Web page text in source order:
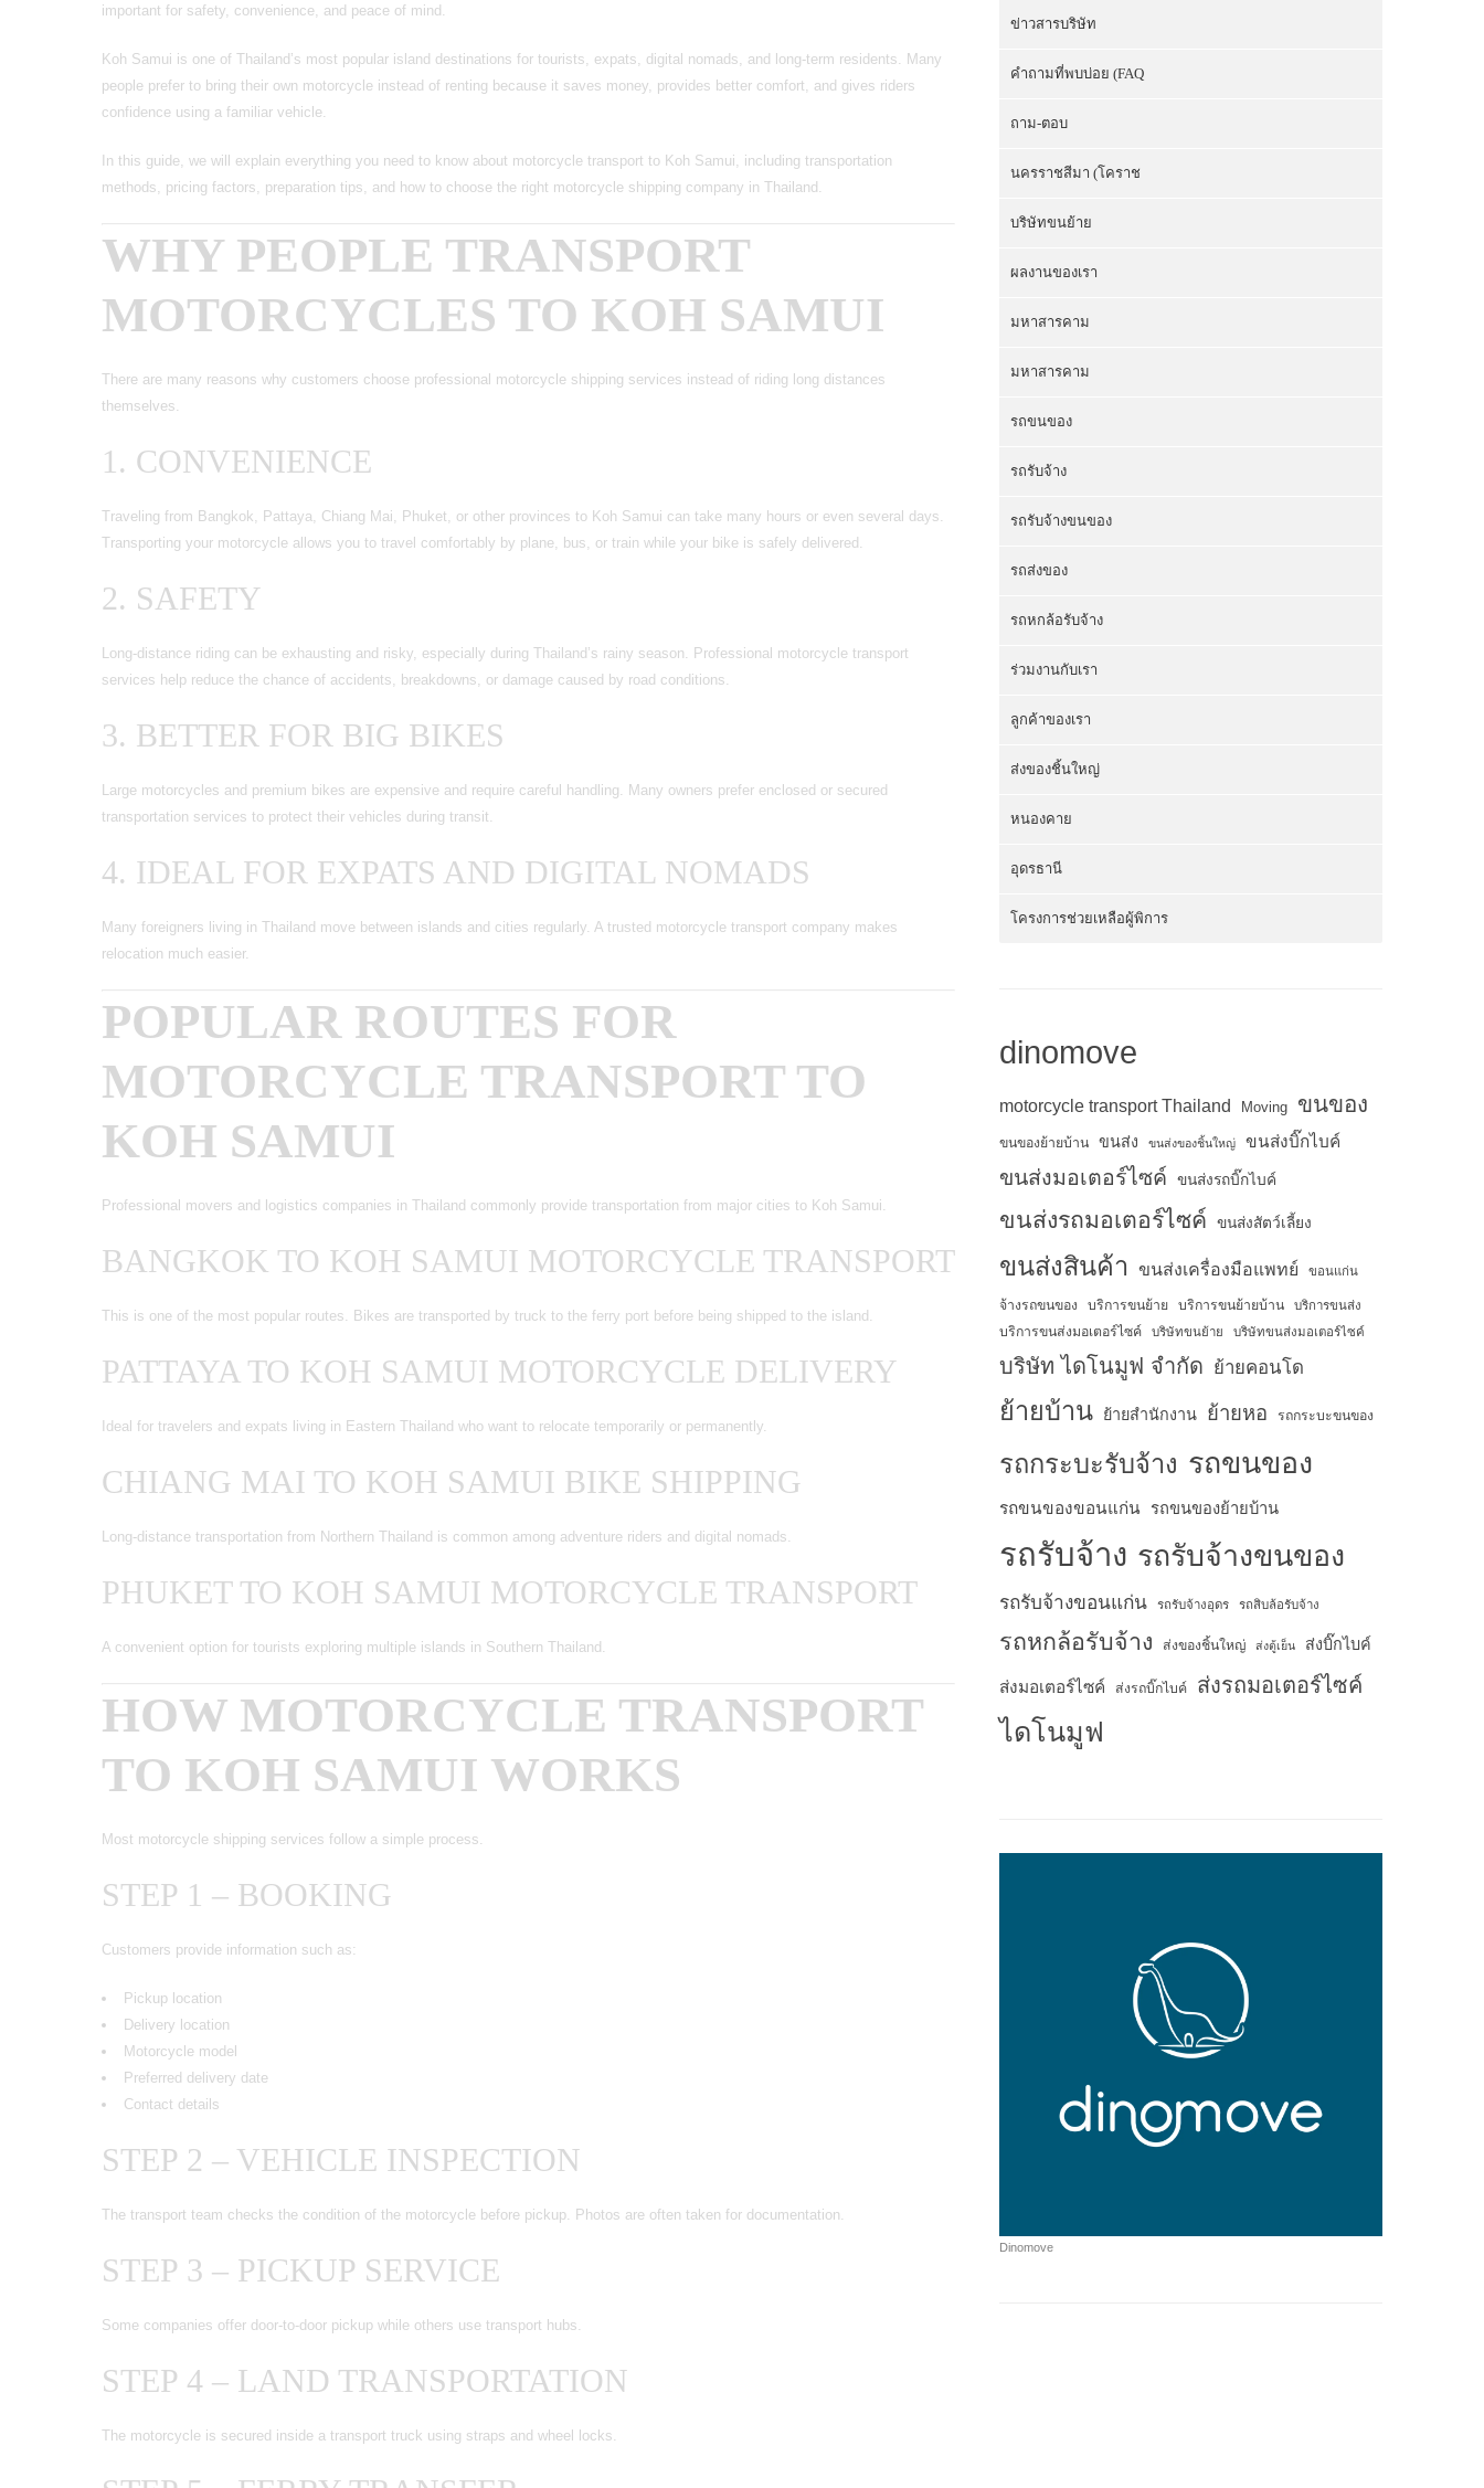
important for safety, convenience, and peace of mind.
Koh Samui is one of Thailand’s most popular island destinations for tourists, expats, digital nomads, and long-term residents. Many
people prefer to bring their own motorcycle instead of renting because it saves money, provides better comfort, and gives riders
confidence using a familiar vehicle.
In this guide, we will explain everything you need to know about motorcycle transport to Koh Samui, including transportation
methods, pricing factors, preparation tips, and how to choose the right motorcycle shipping company in Thailand
WHY PEOPLE TRANSPORT
MOTORCYCLES TO KOH SAMUI
There are many reasons why customers choose professional motorcycle shipping services instead of riding long distances
themselves.
1. CONVENIENCE
Traveling from Bangkok, Pattaya, Chiang Mai, Phuket, or other provinces to Koh Samui can take many hours or even several days.
Transporting your motorcycle allows you to travel comfortably by plane, bus, or train while your bike is safely delivered.
2. SAFETY
Long-distance riding can be exhausting and risky, especially during Thailand’s rainy season. Professional motorcycle transport
services help reduce the chance of accidents, breakdowns, or damage caused by road conditions.
3. BETTER FOR BIG BIKES
Large motorcycles and premium bikes are expensive and require careful handling. Many owners prefer enclosed or secured
transportation services to protect their vehicles during transit.
4. IDEAL FOR EXPATS AND DIGITAL NOMADS
Many foreigners living in Thailand move between islands and cities regularly. A trusted motorcycle transport company makes
relocation much easier.
POPULAR ROUTES FOR
MOTORCYCLE TRANSPORT TO
KOH SAMUI
Professional movers and logistics companies in Thailand commonly provide transportation from major cities to Koh Samui.
BANGKOK TO KOH SAMUI MOTORCYCLE TRANSPORT
This is one of the most popular routes. Bikes are transported by truck to the ferry port before being shipped to the island.
PATTAYA TO KOH SAMUI MOTORCYCLE DELIVERY
Ideal for travelers and expats living in Eastern Thailand who want to relocate temporarily or permanently.
CHIANG MAI TO KOH SAMUI BIKE SHIPPING
Long-distance transportation from Northern Thailand is common among adventure riders and digital nomads.
PHUKET TO KOH SAMUI MOTORCYCLE TRANSPORT
A convenient option for tourists exploring multiple islands in Southern Thailand.
HOW MOTORCYCLE TRANSPORT
TO KOH SAMUI WORKS
Most motorcycle shipping services follow a simple process.
STEP 1 – BOOKING
Customers provide information such as:
Pickup location
Delivery location
Motorcycle model
Preferred delivery date
Contact details
STEP 2 – VEHICLE INSPECTION
The transport team checks the condition of the motorcycle before pickup. Photos are often taken for documentation.
STEP 3 – PICKUP SERVICE
Some companies offer door-to-door pickup while others use transport hubs.
STEP 4 – LAND TRANSPORTATION
The motorcycle is secured inside a transport truck using straps and wheel locks.
ข่าวสารบริษัท
คำถามที่พบบ่อย (FAQ
ถาม-ตอบ
นครราชสีมา (โคราช
บริษัทขนย้าย
ผลงานของเรา
มหาสารคาม
มหาสารคาม
รถขนของ
รถรับจ้าง
รถรับจ้างขนของ
รถส่งของ
รถหกล้อรับจ้าง
ร่วมงานกับเรา
ลูกค้าของเรา
ส่งของชิ้นใหญ่
หนองคาย
อุดรธานี
โครงการช่วยเหลือผู้พิการ
dinomove
motorcycle transport Thailand Moving ขนของ
ขนของย้ายบ้าน ขนส่ง ขนส่งของชิ้นใหญ่ ขนส่งบิ๊กไบค์
ขนส่งมอเตอร์ไซค์ ขนส่งรถบิ๊กไบค์
ขนส่งรถมอเตอร์ไซค์ ขนส่งสัตว์เลี้ยง
ขนส่งสินค้า ขนส่งเครื่องมือแพทย์ ขอนแก่น
จ้างรถขนของ บริการขนย้าย บริการขนย้ายบ้าน บริการขนส่ง
บริการขนส่งมอเตอร์ไซค์ บริษัทขนย้าย บริษัทขนส่งมอเตอร์ไซค์
บริษัท ไดโนมูฟ จำกัด ย้ายคอนโด
ย้ายบ้าน ย้ายสำนักงาน ย้ายหอ รถกระบะขนของ
รถกระบะรับจ้าง รถขนของ
รถขนของขอนแก่น รถขนของย้ายบ้าน
รถรับจ้าง รถรับจ้างขนของ
รถรับจ้างขอนแก่น รถรับจ้างอุดร รถสิบล้อรับจ้าง
รถหกล้อรับจ้าง ส่งของชิ้นใหญ่ ส่งตู้เย็น ส่งบิ๊กไบค์
ส่งมอเตอร์ไซค์ ส่งรถบิ๊กไบค์ ส่งรถมอเตอร์ไซค์
ไดโนมูฟ
Dinomove